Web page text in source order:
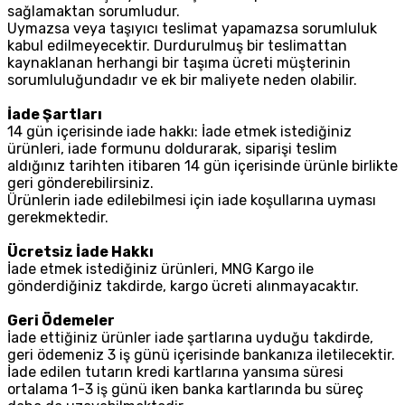
sağlamaktan sorumludur.
Uymazsa veya taşıyıcı teslimat yapamazsa sorumluluk
kabul edilmeyecektir. Durdurulmuş bir teslimattan
kaynaklanan herhangi bir taşıma ücreti müşterinin
sorumluluğundadır ve ek bir maliyete neden olabilir.
İade Şartları
14 gün içerisinde iade hakkı: İade etmek istediğiniz
ürünleri, iade formunu doldurarak, siparişi teslim
aldığınız tarihten itibaren 14 gün içerisinde ürünle birlikte
geri gönderebilirsiniz.
Ürünlerin iade edilebilmesi için iade koşullarına uyması
gerekmektedir.
Ücretsiz İade Hakkı
İade etmek istediğiniz ürünleri, MNG Kargo ile
gönderdiğiniz takdirde, kargo ücreti alınmayacaktır.
Geri Ödemeler
İade ettiğiniz ürünler iade şartlarına uyduğu takdirde,
geri ödemeniz 3 iş günü içerisinde bankanıza iletilecektir.
İade edilen tutarın kredi kartlarına yansıma süresi
ortalama 1-3 iş günü iken banka kartlarında bu süreç